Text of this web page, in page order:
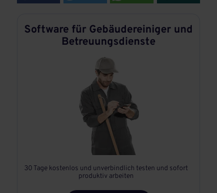
Software für Gebäudereiniger und
Betreuungsdienste
30 Tage kostenlos und unverbindlich testen und sofort
produktiv arbeiten